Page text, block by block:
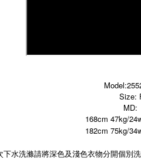
Size:
MD:
168cm 47kg/
182cm 75kg/
下水洗滌請將深色及淺色衣物分開個別